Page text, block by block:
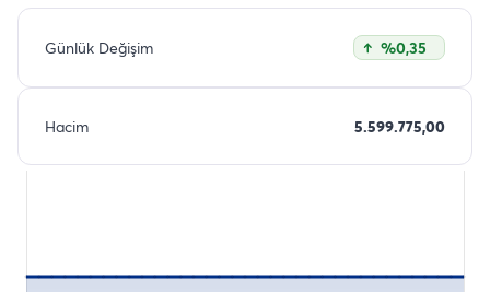
Günlük Değişim %0,35
Hacim 5.599.775,00